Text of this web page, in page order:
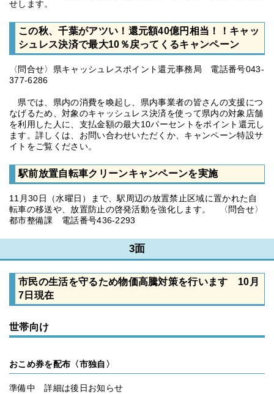
せします。
この秋、千葉がアツい！還元額40億円相当！！キャッ
シュレス決済で最大10％戻ってくるキャンペーン
〈問合せ〉県キャッシュレスポイント還元事務局 電話番号043-
377-6286
県では、県内の消費を喚起し、県内事業者の皆さんの支援につ
なげるため、対象のキャッシュレス決済を使って県内の対象店舗
を利用した人に、支払金額の最大10パーセントをポイント還元し
ます。詳しくは、お問い合わせいただくか、キャンペーン特設サ
イトをご覧ください。
駅前放置自転車クリーンキャンペーンを実施
11月30日（水曜日）まで、駅周辺の放置禁止区域に置かれた自
転車の移送や、放置防止の啓発活動を強化します。 〈問合せ〉
都市整備課 電話番号436-2293
3面
市民の生活を守るため物価高騰対策を行います 10月
7日現在
世帯向け
おこめ券を配布〈市独自〉
準備中 詳細は後日お知らせ